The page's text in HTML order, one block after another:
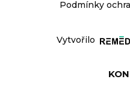
Podmínky
Vytvořilo